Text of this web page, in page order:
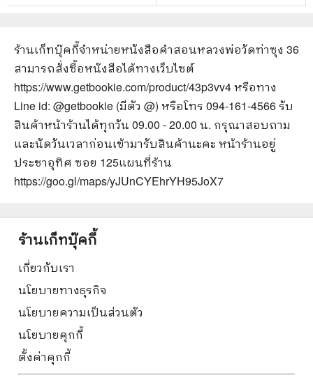
ร้านเก็ทบุ๊คกี้จำหน่ายหนังสือคำสอนหลวงพ่อวัดท่าซุง 36
สามารถสั่งซื้อหนังสือได้ทางเว็บไซต์
https://www.getbookie.com/product/43p3vv4หรือทาง
Line id: @getbookie (มีตัว @) หรือโทร 094-161-4566 รับ
สินค้าหน้าร้านได้ทุกวัน 09.00 - 20.00 น. กรุณาสอบถาม
และนัดวันเวลาก่อนเข้ามารับสินค้านะคะ หน้าร้านอยู่
ประชาอุทิศ ซอย 125แผนที่ร้าน
https://goo.gl/maps/yJUnCYEhrYH95JoX7
ร้านเก็ทบุ๊คกี้
เกี่ยวกับเรา
นโยบายทางธุรกิจ
นโยบายความเป็นส่วนตัว
นโยบายคุกกี้
ตั้งค่าคุกกี้